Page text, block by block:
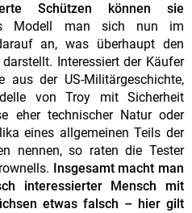
Schützen können sie
Modell man sich nun im
an, was überhaupt den
Interessiert der Käufer
der US-Militärgeschichte,
von Troy mit Sicherheit
eher technischer Natur oder
eines allgemeinen Teils der
nennen, so raten die Tester
Insgesamt macht man
interessierter Mensch mit
etwas falsch – hier gilt